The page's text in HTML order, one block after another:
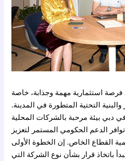
استثمارية مهمة وجذابة، خاصة
والبنية التحتية المتطورة في المدينة.
دبي بيئة مرحبة بالشركات المحلية
الدعم الحكومي المستمر لتعزيز
القطاع الخاص. إن الخطوة الأولى
باتخاذ قرار بشأن نوع الشركة التي